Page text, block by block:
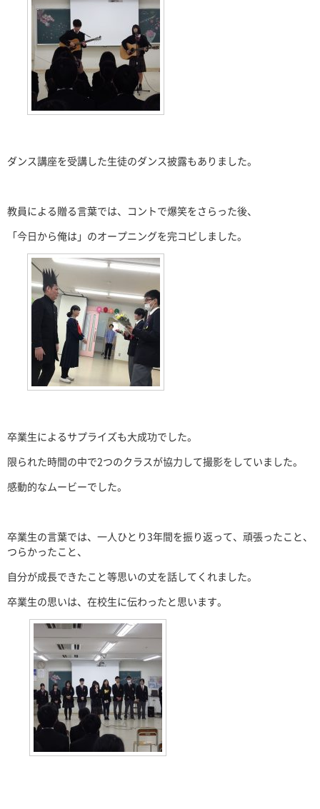
ダンス講座を受講した生徒のダンス披露もありました。
教員による贈る言葉では、コントで爆笑をさらった後、
「今日から俺は」のオープニングを完コピしました。
卒業生によるサプライズも大成功でした。
限られた時間の中で2つのクラスが協力して撮影をしていました。
感動的なムービーでした。
卒業生の言葉では、一人ひとり3年間を振り返って、頑張ったこと、
つらかったこと、
自分が成長できたこと等思いの丈を話してくれました。
卒業生の思いは、在校生に伝わったと思います。